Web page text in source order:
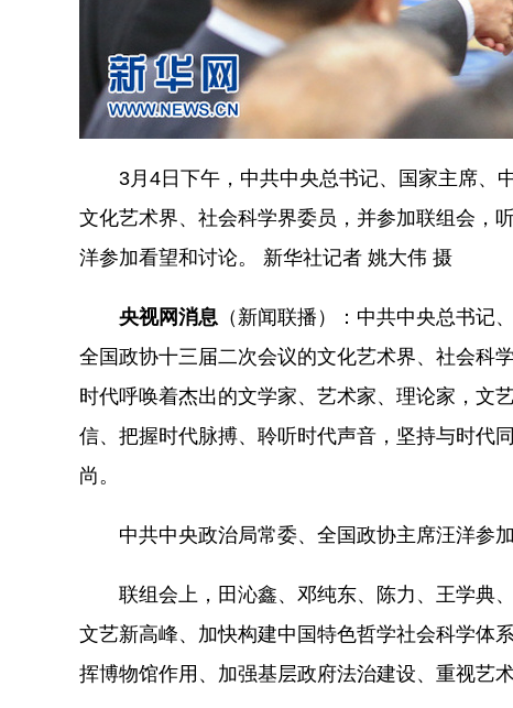
3月4日下午，中共中央总书记、国家主席、
文化艺术界、社会科学界委员，并参加联组会，
洋参加看望和讨论。 新华社记者 姚大伟 摄
央视网消息 （新闻联播）：中共中央总书记
全国政协十三届二次会议的文化艺术界、社会科
时代呼唤着杰出的文学家、艺术家、理论家，文
信、把握时代脉搏、聆听时代声音，坚持与时代
尚。
中共中央政治局常委、全国政协主席汪洋参加
联组会上，田沁鑫、邓纯东、陈力、王学典、
文艺新高峰、加快构建中国特色哲学社会科学体
挥博物馆作用、加强基层政府法治建设、重视艺